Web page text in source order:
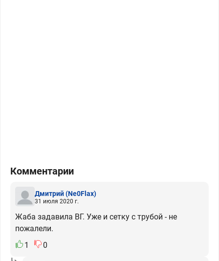
Комментарии
Дмитрий(Ne0Flax)
31 июля 2020 г.
Жаба задавила ВГ. Уже и сетку с трубой - не
пожалели.
1
0